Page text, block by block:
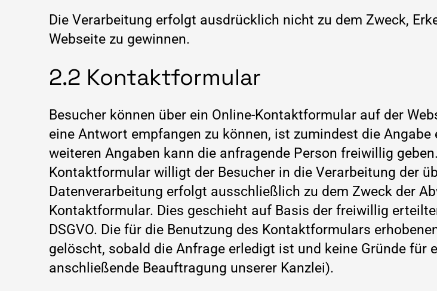
Die Verarbeitung erfolgt ausdrücklich nicht zu dem Zweck,
Webseite zu gewinnen.
2.2 Kontaktformular
Besucher können über ein Online-Kontaktformular auf der
eine Antwort empfangen zu können, ist zumindest die
weiteren Angaben kann die anfragende Person freiwillig
Kontaktformular willigt der Besucher in die Verarbeitung der
Datenverarbeitung erfolgt ausschließlich zu dem Zweck der
Kontaktformular. Dies geschieht auf Basis der freiwillig
DSGVO. Die für die Benutzung des Kontaktformulars
gelöscht, sobald die Anfrage erledigt ist und keine Gründe für
anschließende Beauftragung unserer Kanzlei).